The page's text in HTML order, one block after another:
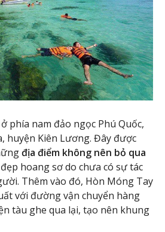
phía nam đảo ngọc Phú Quốc,
huyện Kiên Lương. Đây được
địa điểm không nên bỏ qua
hoang sơ do chưa có sự tác
Thêm vào đó, Hòn Móng Tay
với đường vận chuyển hàng
tàu ghe qua lại, tạo nên khung